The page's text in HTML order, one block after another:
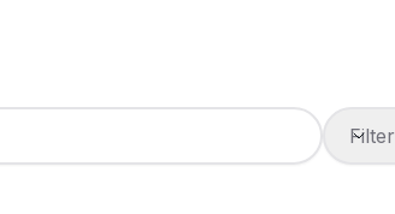
Filter